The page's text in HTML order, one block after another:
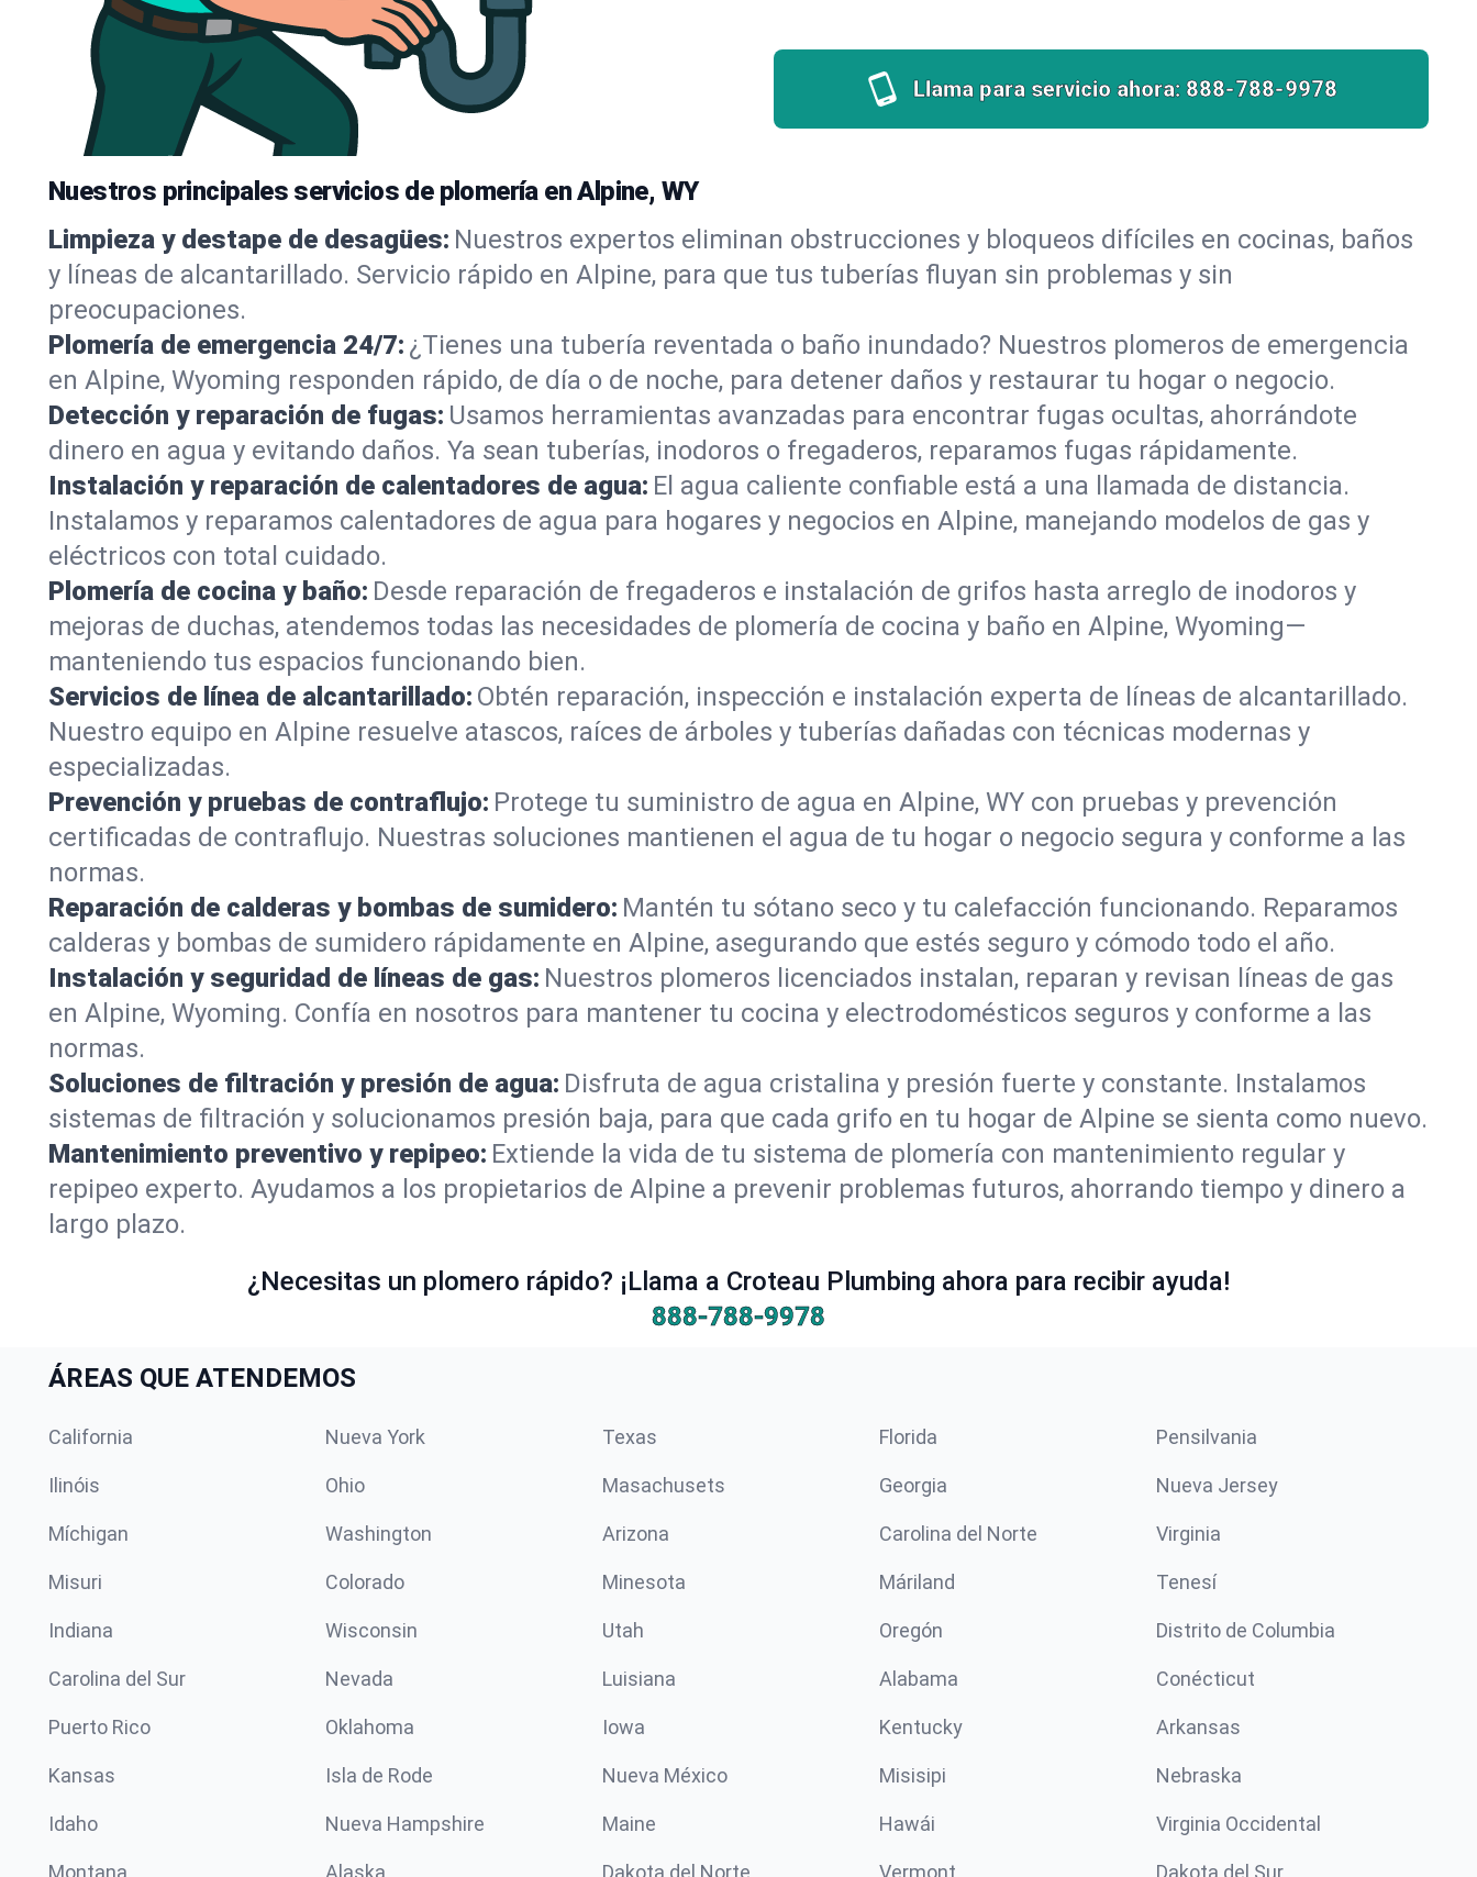
Llama para servicio ahora: 888-788-9978
Nuestros principales servicios de plomería en Alpine, WY
Limpieza y destape de desagües: Nuestros expertos eliminan obstrucciones y bloqueos difíciles en cocinas, baños
y líneas de alcantarillado. Servicio rápido en Alpine, para que tus tuberías fluyan sin problemas y sin
preocupaciones.
Plomería de emergencia 24/7: ¿Tienes una tubería reventada o baño inundado? Nuestros plomeros de emergencia
en Alpine, Wyoming responden rápido, de día o de noche, para detener daños y restaurar tu hogar o negocio.
Detección y reparación de fugas: Usamos herramientas avanzadas para encontrar fugas ocultas, ahorrándote
dinero en agua y evitando daños. Ya sean tuberías, inodoros o fregaderos, reparamos fugas rápidamente.
Instalación y reparación de calentadores de agua: El agua caliente confiable está a una llamada de distancia.
Instalamos y reparamos calentadores de agua para hogares y negocios en Alpine, manejando modelos de gas y
eléctricos con total cuidado.
Plomería de cocina y baño: Desde reparación de fregaderos e instalación de grifos hasta arreglo de inodoros y
mejoras de duchas, atendemos todas las necesidades de plomería de cocina y baño en Alpine, Wyoming—
manteniendo tus espacios funcionando bien.
Servicios de línea de alcantarillado: Obtén reparación, inspección e instalación experta de líneas de alcantarillado.
Nuestro equipo en Alpine resuelve atascos, raíces de árboles y tuberías dañadas con técnicas modernas y
especializadas.
Prevención y pruebas de contraflujo: Protege tu suministro de agua en Alpine, WY con pruebas y prevención
certificadas de contraflujo. Nuestras soluciones mantienen el agua de tu hogar o negocio segura y conforme a las
normas.
Reparación de calderas y bombas de sumidero: Mantén tu sótano seco y tu calefacción funcionando. Reparamos
calderas y bombas de sumidero rápidamente en Alpine, asegurando que estés seguro y cómodo todo el año.
Instalación y seguridad de líneas de gas: Nuestros plomeros licenciados instalan, reparan y revisan líneas de gas
en Alpine, Wyoming. Confía en nosotros para mantener tu cocina y electrodomésticos seguros y conforme a las
normas.
Soluciones de filtración y presión de agua: Disfruta de agua cristalina y presión fuerte y constante. Instalamos
sistemas de filtración y solucionamos presión baja, para que cada grifo en tu hogar de Alpine se sienta como nuevo.
Mantenimiento preventivo y repipeo: Extiende la vida de tu sistema de plomería con mantenimiento regular y
repipeo experto. Ayudamos a los propietarios de Alpine a prevenir problemas futuros, ahorrando tiempo y dinero a
largo plazo.
¿Necesitas un plomero rápido? ¡Llama a Croteau Plumbing ahora para recibir ayuda!
888-788-9978
ÁREAS QUE ATENDEMOS
California Nueva York Texas Florida Pensilvania
Ilinóis Ohio Masachusets Georgia Nueva Jersey
Míchigan Washington Arizona Carolina del Norte Virginia
Misuri Colorado Minesota Máriland Tenesí
Indiana Wisconsin Utah Oregón Distrito de Columbia
Carolina del Sur Nevada Luisiana Alabama Conécticut
Puerto Rico Oklahoma Iowa Kentucky Arkansas
Kansas Isla de Rode Nueva México Misisipi Nebraska
Idaho Nueva Hampshire Maine Hawái Virginia Occidental
Montana Alaska Dakota del Norte Vermont Dakota del Sur